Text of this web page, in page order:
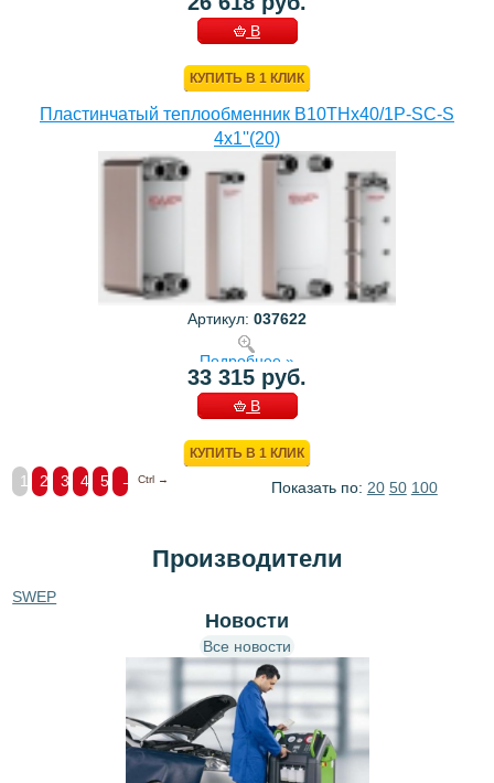
В
КУПИТЬ В 1 КЛИК
Пластинчатый теплообменник B10THx40/1P-SC-S
4x1''(20)
Артикул: 037622
Подробнее »
33 315 руб.
В
КУПИТЬ В 1 КЛИК
1 2 3 4 5 → Ctrl → Показать по: 20 50 100
Производители
SWEP
Новости
Все новости